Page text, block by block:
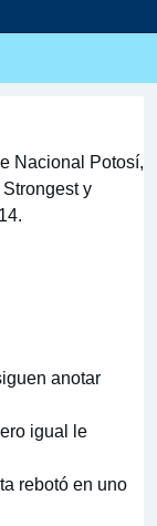
Nacional Potosí,
y
anotar
igual le
rebotó en uno